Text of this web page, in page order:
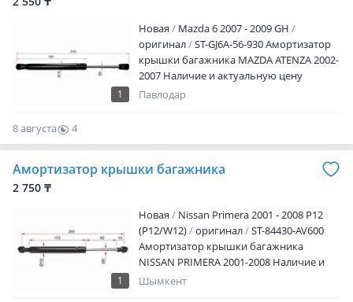
1
Новая
Mazda 6 2007 - 2009 GH
оригинал
ST-GJ6A-56-930 Амортизатор
крышки багажника MAZDA ATENZA 2002-
2007 Наличие и актуальную цену
уточняйте у менеджера
Павлодар
8 августа
4
0
Амортизатор крышки багажника
2 750 ₸
1
Новая
Nissan Primera 2001 - 2008 P12
(P12/W12)
оригинал
ST-84430-AV600
Амортизатор крышки багажника
NISSAN PRIMERA 2001-2008 Наличие и
актуальную цену уточняйте у
Шымкент